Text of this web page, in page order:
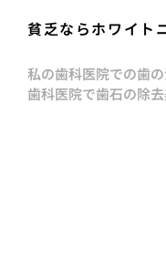
貧乏ならホワイト
私の歯科医院での歯
歯科医院で歯石の除去